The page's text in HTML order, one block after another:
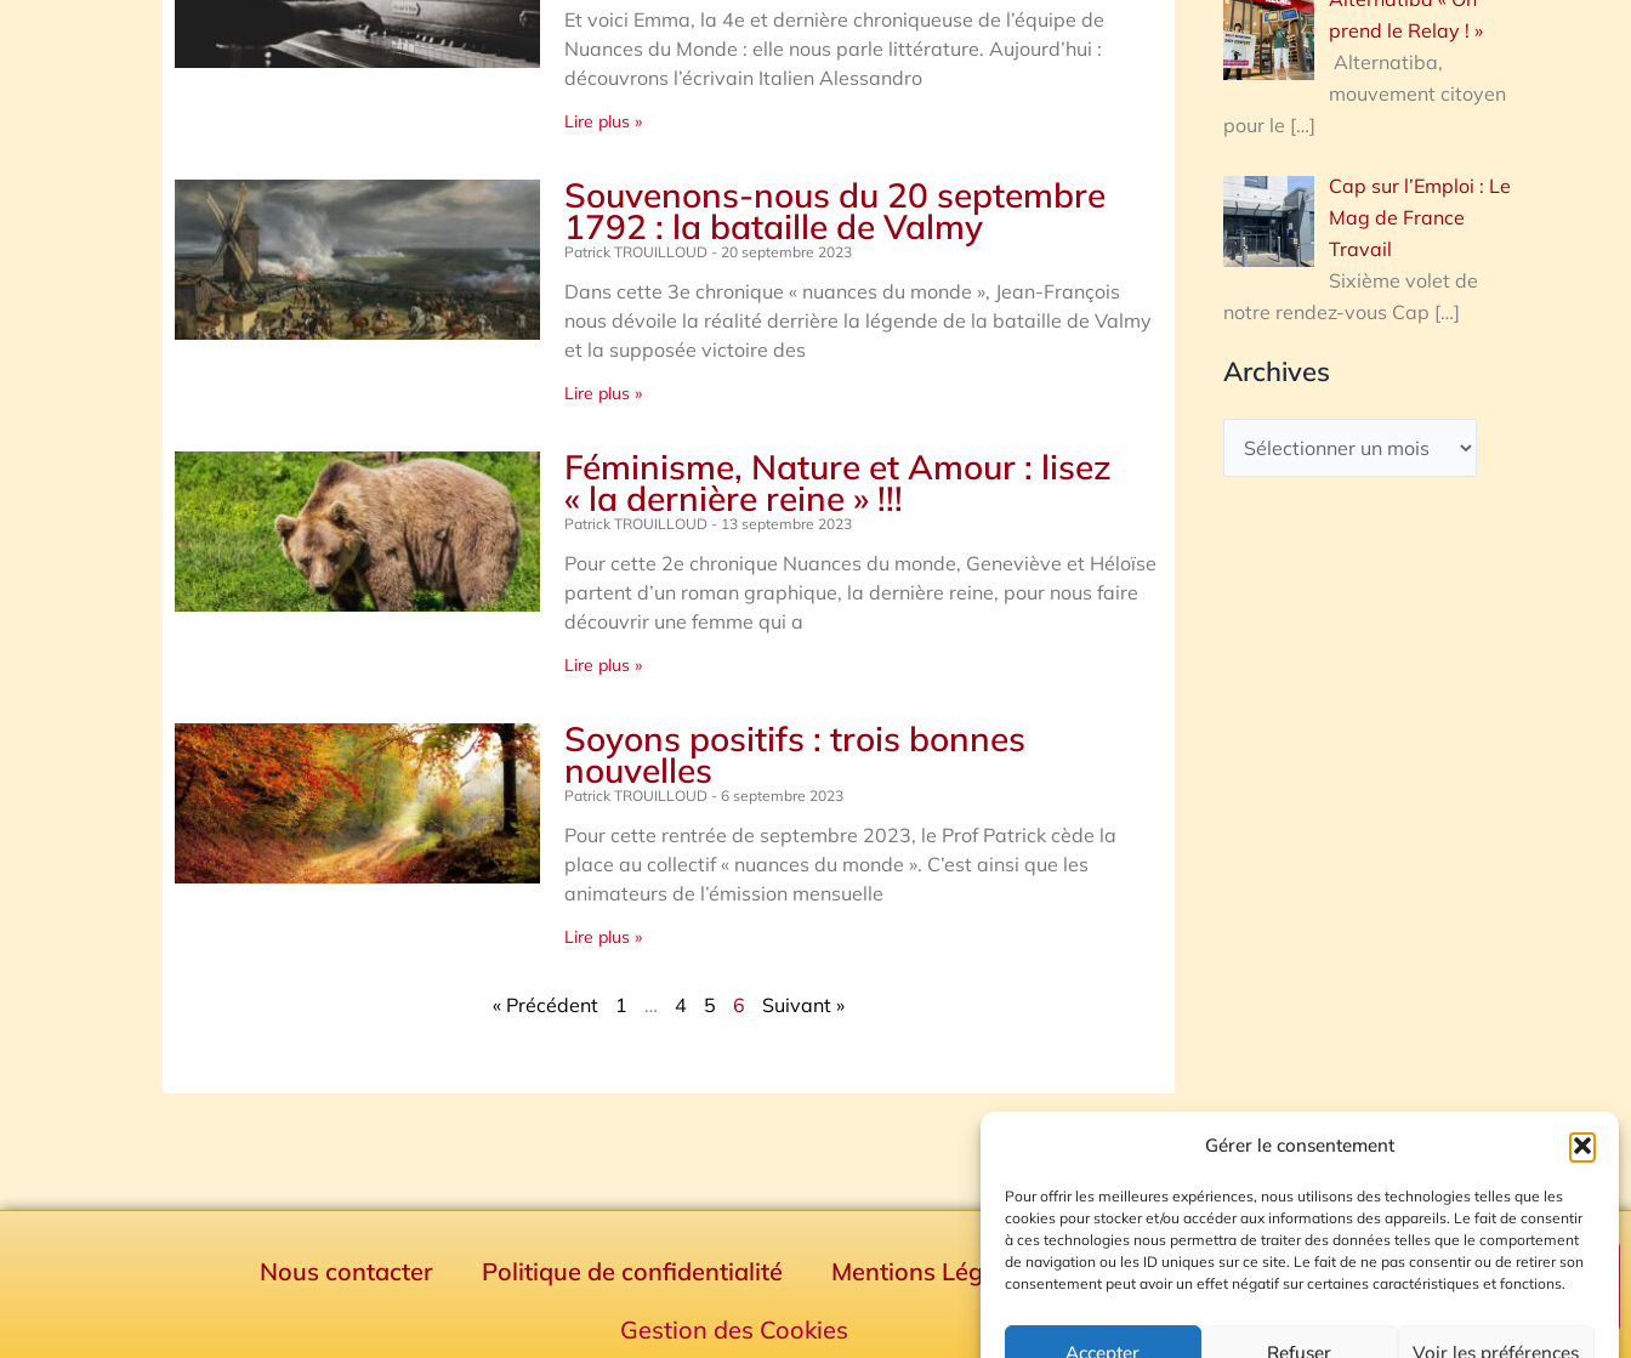
Gérer le consentement
Pour offrir les meilleures expériences, nous utilisons des technologies telles que les
cookies pour stocker et/ou accéder aux informations des appareils. Le fait de consentir
à ces technologies nous permettra de traiter des données telles que le comportement
de navigation ou les ID uniques sur ce site. Le fait de ne pas consentir ou de retirer son
consentement peut avoir un effet négatif sur certaines caractéristiques et fonctions.
Accepter Refuser Voir les préférences
Et voici Emma, la 4e et dernière chroniqueuse de l’équipe de
Nuances du Monde : elle nous parle littérature. Aujourd’hui :
découvrons l’écrivain Italien Alessandro
Lire plus »
Souvenons-nous du 20 septembre
1792 : la bataille de Valmy
Patrick TROUILLOUD 20 septembre 2023
Dans cette 3e chronique « nuances du monde », Jean-François
nous dévoile la réalité derrière la légende de la bataille de Valmy
et la supposée victoire des
Lire plus »
Féminisme, Nature et Amour : lisez
« la dernière reine » !!!
Patrick TROUILLOUD 13 septembre 2023
Pour cette 2e chronique Nuances du monde, Geneviève et Héloïse
partent d’un roman graphique, la dernière reine, pour nous faire
découvrir une femme qui a
Lire plus »
Soyons positifs : trois bonnes
nouvelles
Patrick TROUILLOUD 6 septembre 2023
Pour cette rentrée de septembre 2023, le Prof Patrick cède la
place au collectif « nuances du monde ». C’est ainsi que les
animateurs de l’émission mensuelle
Lire plus »
« Précédent 1 … 4 5 6 Suivant »
prend le Relay ! »
Alternatiba,
mouvement citoyen
pour le […]
Cap sur l’Emploi : Le
Mag de France
Travail
Sixième volet de
notre rendez-vous Cap […]
Archives
Nous contacter Politique de confidentialité Mentions Légales
Plan du site
Gestion des Cookies